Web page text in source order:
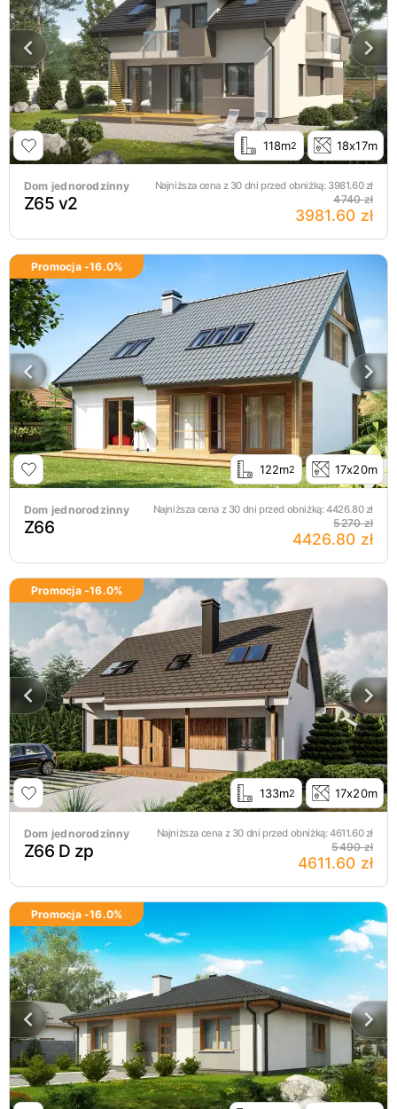
118m2 18x17m
Dom jednorodzinny Najniższa cena z 30 dni przed obniżką: 3981.60zł
Z65 v2 4740 zł
3981.60 zł
Promocja -16.0%
122m2 17x20m
Dom jednorodzinny Najniższa cena z 30 dni przed obniżką:4426.80zł
Z66 5270 zł
4426.80 zł
Promocja -16.0%
133m2 17x20m
Dom jednorodzinny Najniższa cena z 30 dni przed obniżką:4611.60zł
Z66 D zp 5490 zł
4611.60 zł
Promocja -16.0%